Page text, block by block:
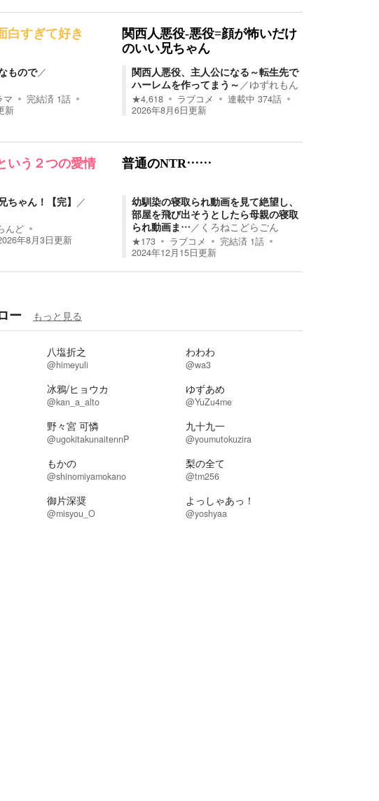
白すぎて好き
もので／
マ 完結済 1話
新
関西人悪役-悪役=顔が怖いだけ
のいい兄ちゃん
関西人悪役、主人公になる～転生先で
ハーレムを作ってまう～ ／ゆずれもん
★4,618 ラブコメ 連載中 374話
2026年8月6日更新
いう２つの愛情
ちゃん！【完】 ／
んど
年8月3日更新
普通のNTR……
幼馴染の寝取られ動画を見て絶望し、
部屋を飛び出そうとしたら母親の寝取
られ動画ま…／ くろねこどらごん
★173 ラブコメ 完結済 1話
2024年12月15日更新
ー もっと見る
八塩折之
@himeyuli
わわわ
@wa3
冰鴉/ヒョウカ
@kan_a_alto
ゆずあめ
@YuZu4me
野々宮 可憐
@ugokitakunaitennP
九十九一
@youmutokuzira
もかの
@shinomiyamokano
梨の全て
@tm256
御片深奨
@misyou_O
よっしゃあっ！
@yoshyaa